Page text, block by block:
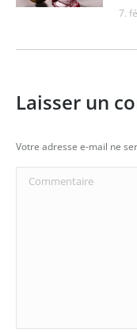
7.
Laisser un
Votre adresse e-mail ne
Commentaire